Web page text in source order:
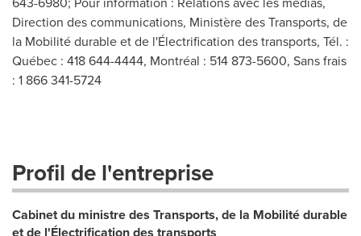
Direction des communications, Ministère des Transports, de
la Mobilité durable et de l'Électrification des transports, Tél. :
Québec : 418 644-4444, Montréal : 514 873-5600, Sans frais
: 1 866 341-5724
Profil de l'entreprise
Cabinet du ministre des Transports, de la Mobilité durable